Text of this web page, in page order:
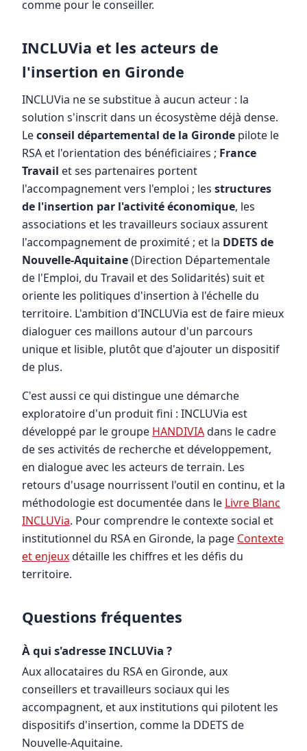
comme pour le conseiller.
INCLUVia et les acteurs de
l'insertion en Gironde
INCLUVia ne se substitue à aucun acteur : la
solution s'inscrit dans un écosystème déjà dense.
Leconseil départemental de la Gironde pilote le
RSA et l'orientation des bénéficiaires ; France
Travail et ses partenaires portent
l'accompagnement vers l'emploi ; les structures
de l'insertion par l'activité économique, les
associations et les travailleurs sociaux assurent
l'accompagnement de proximité ; et la DDETS de
Nouvelle-Aquitaine(Direction Départementale
de l'Emploi, du Travail et des Solidarités) suit et
oriente les politiques d'insertion à l'échelle du
territoire. L'ambition d'INCLUVia est de faire mieux
dialoguer ces maillons autour d'un parcours
unique et lisible, plutôt que d'ajouter un dispositif
de plus.
C'est aussi ce qui distingue une démarche
exploratoire d'un produit fini : INCLUVia est
développé par le groupe HANDIVIAdans le cadre
de ses activités de recherche et développement,
en dialogue avec les acteurs de terrain. Les
retours d'usage nourrissent l'outil en continu, et la
méthodologie est documentée dans le Livre Blanc
INCLUVia. Pour comprendre le contexte social et
institutionnel du RSA en Gironde, la page Contexte
et enjeuxdétaille les chiffres et les défis du
territoire.
Questions fréquentes
À qui s'adresse INCLUVia ?
Aux allocataires du RSA en Gironde, aux
conseillers et travailleurs sociaux qui les
accompagnent, et aux institutions qui pilotent les
dispositifs d'insertion, comme la DDETS de
Nouvelle-Aquitaine.